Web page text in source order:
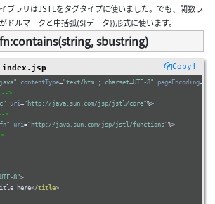
ブラリはJSTLをタグタイプに使いました。でも、関数ラ
ドルマークと中括弧(${データ})形式に使います。
sbustring)
Copy!
index.jsp
contentType="text/html; charset=UTF-8" pageEncoding=
-->
uri="http://java.sun.com/jsp/jstl/core"%>
>
uri="http://java.sun.com/jsp/jstl/functions"%>
8">
here</title>